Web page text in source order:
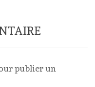
publier un